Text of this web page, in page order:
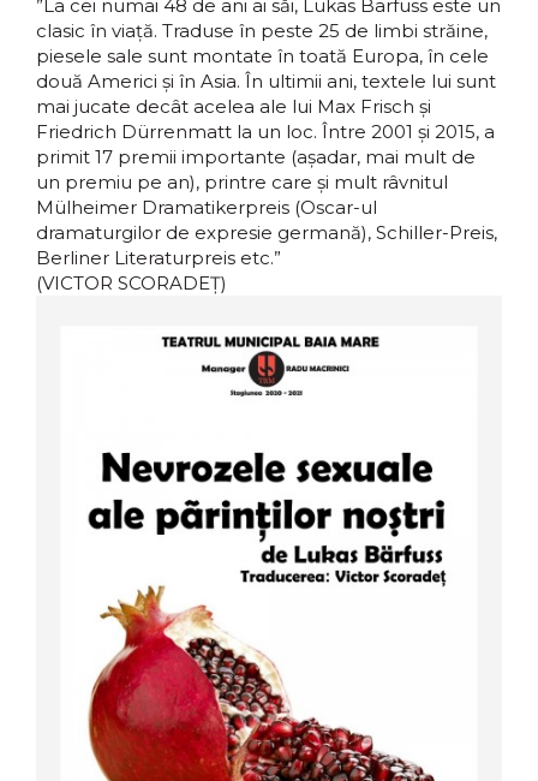
”La cei numai 48 de ani ai săi, Lukas Bärfuss este un
clasic în viață. Traduse în peste 25 de limbi străine,
piesele sale sunt montate în toată Europa, în cele
două Americi și în Asia. În ultimii ani, textele lui sunt
mai jucate decât acelea ale lui Max Frisch și
Friedrich Dürrenmatt la un loc. Între 2001 și 2015, a
primit 17 premii importante (așadar, mai mult de
un premiu pe an), printre care și mult râvnitul
Mülheimer Dramatikerpreis (Oscar-ul
dramaturgilor de expresie germană), Schiller-Preis,
Berliner Literaturpreis etc.”
(VICTOR SCORADEȚ)